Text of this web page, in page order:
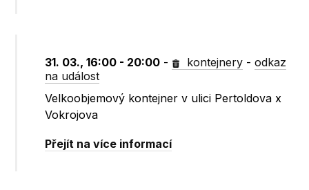
31. 03., 16:00 - 20:00 - kontejnery -odkaz
na událost
Velkoobjemový kontejner v ulici Pertoldova x
Vokrojova
Přejít na více informací